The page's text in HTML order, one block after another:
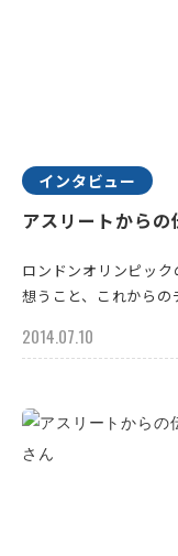
インタビュー
アスリートから
ロンドンオリンピッ
想うこと、これからの
2014.07.10